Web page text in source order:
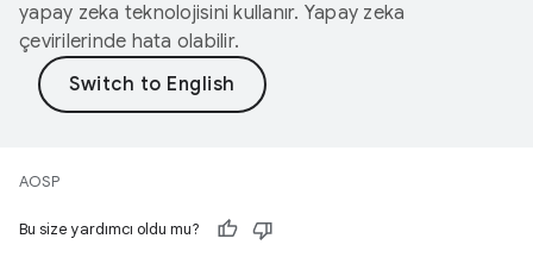
yapay zeka teknolojisini kullanır. Yapay zeka
çevirilerinde hata olabilir.
AOSP
Bu size yardımcı oldu mu?